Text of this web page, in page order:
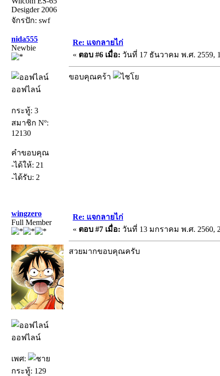
Desigder 2006
จักรปัก: swf
nida555
Newbie
ออฟไลน์
กระทู้: 3
สมาชิก Nº:
12130
คำขอบคุณ
-ได้ให้: 21
-ได้รับ: 2
Re: แจกลายไก่
« ตอบ #6 เมื่อ: วันที่ 17 ธันวาคม พ.ศ. 2559,
ขอบคุณคร้า
wingzero
Full Member
ออฟไลน์
เพศ:
กระทู้: 129
Re: แจกลายไก่
« ตอบ #7 เมื่อ: วันที่ 13 มกราคม พ.ศ. 2560,
สวยมากขอบคุณครับ